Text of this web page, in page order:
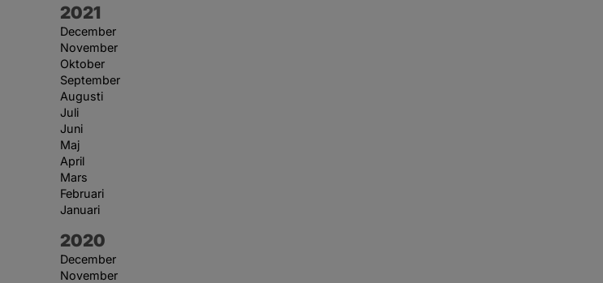
År:
2021
December
November
Oktober
September
Augusti
Juli
Juni
Maj
April
Mars
Februari
Januari
År:
2020
December
November